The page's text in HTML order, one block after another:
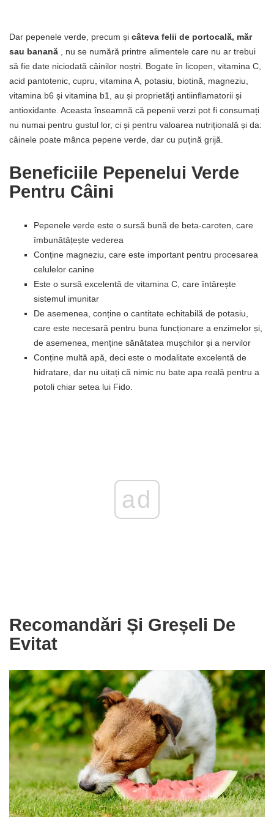
Dar pepenele verde, precum și câteva felii de portocală, măr
sau banană , nu se numără printre alimentele care nu ar trebui
să fie date niciodată câinilor noștri. Bogate în licopen, vitamina C,
acid pantotenic, cupru, vitamina A, potasiu, biotină, magneziu,
vitamina b6 și vitamina b1, au și proprietăți antiinflamatorii și
antioxidante. Aceasta înseamnă că pepenii verzi pot fi consumați
nu numai pentru gustul lor, ci și pentru valoarea nutrițională și da:
câinele poate mânca pepene verde, dar cu puțină grijă.
Beneficiile Pepenelui Verde
Pentru Câini
Pepenele verde este o sursă bună de beta-caroten, care
îmbunătățește vederea
Conține magneziu, care este important pentru procesarea
celulelor canine
Este o sursă excelentă de vitamina C, care întărește
sistemul imunitar
De asemenea, conține o cantitate echitabilă de potasiu,
care este necesară pentru buna funcționare a enzimelor și,
de asemenea, menține sănătatea mușchilor și a nervilor
Conține multă apă, deci este o modalitate excelentă de
hidratare, dar nu uitați că nimic nu bate apa reală pentru a
potoli chiar setea lui Fido.
ad
Recomandări Și Greșeli De
Evitat